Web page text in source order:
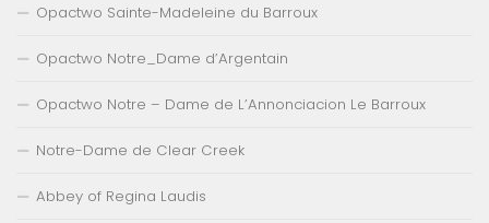
Opactwo Sainte-Madeleine du Barroux
Opactwo Notre_Dame d’Argentain
Opactwo Notre – Dame de L’Annonciacion Le Barroux
Notre-Dame de Clear Creek
Abbey of Regina Laudis